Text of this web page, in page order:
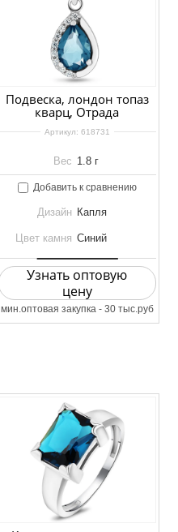
Подвеска, лондон топаз
кварц, Отрада
Артикул: 618731
Вес 1.8 г
Добавить к сравнению
Дизайн Капля
Цвет камня Синий
Узнать оптовую
цену
мин.оптовая закупка - 30 тыс.руб